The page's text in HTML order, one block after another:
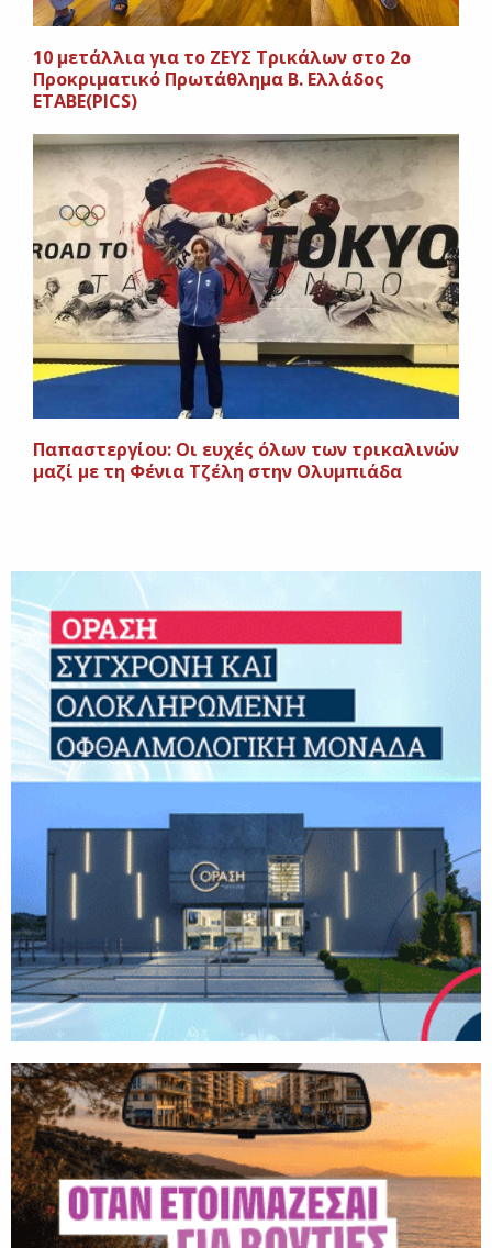
10 μετάλλια για το ΖΕΥΣ Τρικάλων στο 2ο
Προκριματικό Πρωτάθλημα Β. Ελλάδος
ΕΤΑΒΕ(PICS)
Παπαστεργίου: Οι ευχές όλων των τρικαλινών
μαζί με τη Φένια Τζέλη στην Ολυμπιάδα